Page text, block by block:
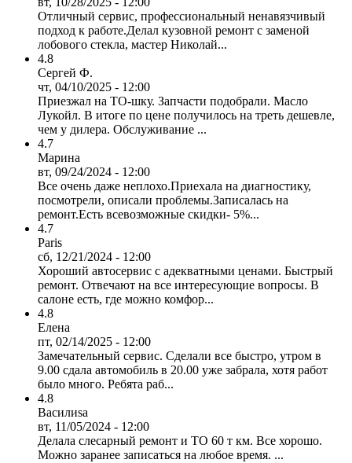
Отличный сервис, профессиональный ненавязчивый
подход к работе.Делал кузовной ремонт с заменой
лобового стекла, мастер Николай...
4.8
Сергей Ф.
чт, 04/10/2025 - 12:00
Приезжал на ТО-шку. Запчасти подобрали. Масло
Лукойл. В итоге по цене получилось на треть дешевле,
чем у дилера. Обслуживание ...
4.7
Марина
вт, 09/24/2024 - 12:00
Все очень даже неплохо.Приехала на диагностику,
посмотрели, описали проблемы.Записалась на
ремонт.Есть всевозможные скидки- 5%...
4.7
Paris
сб, 12/21/2024 - 12:00
Хороший автосервис с адекватными ценами. Быстрый
ремонт. Отвечают на все интересующие вопросы. В
салоне есть, где можно комфор...
4.8
Елена
пт, 02/14/2025 - 12:00
Замечательный сервис. Сделали все быстро, утром в
9.00 сдала автомобиль в 20.00 уже забрала, хотя работ
было много. Ребята раб...
4.8
Василиsa
вт, 11/05/2024 - 12:00
Делала слесарный ремонт и ТО 60 т км. Все хорошо.
Можно заранее записаться на любое время. ...